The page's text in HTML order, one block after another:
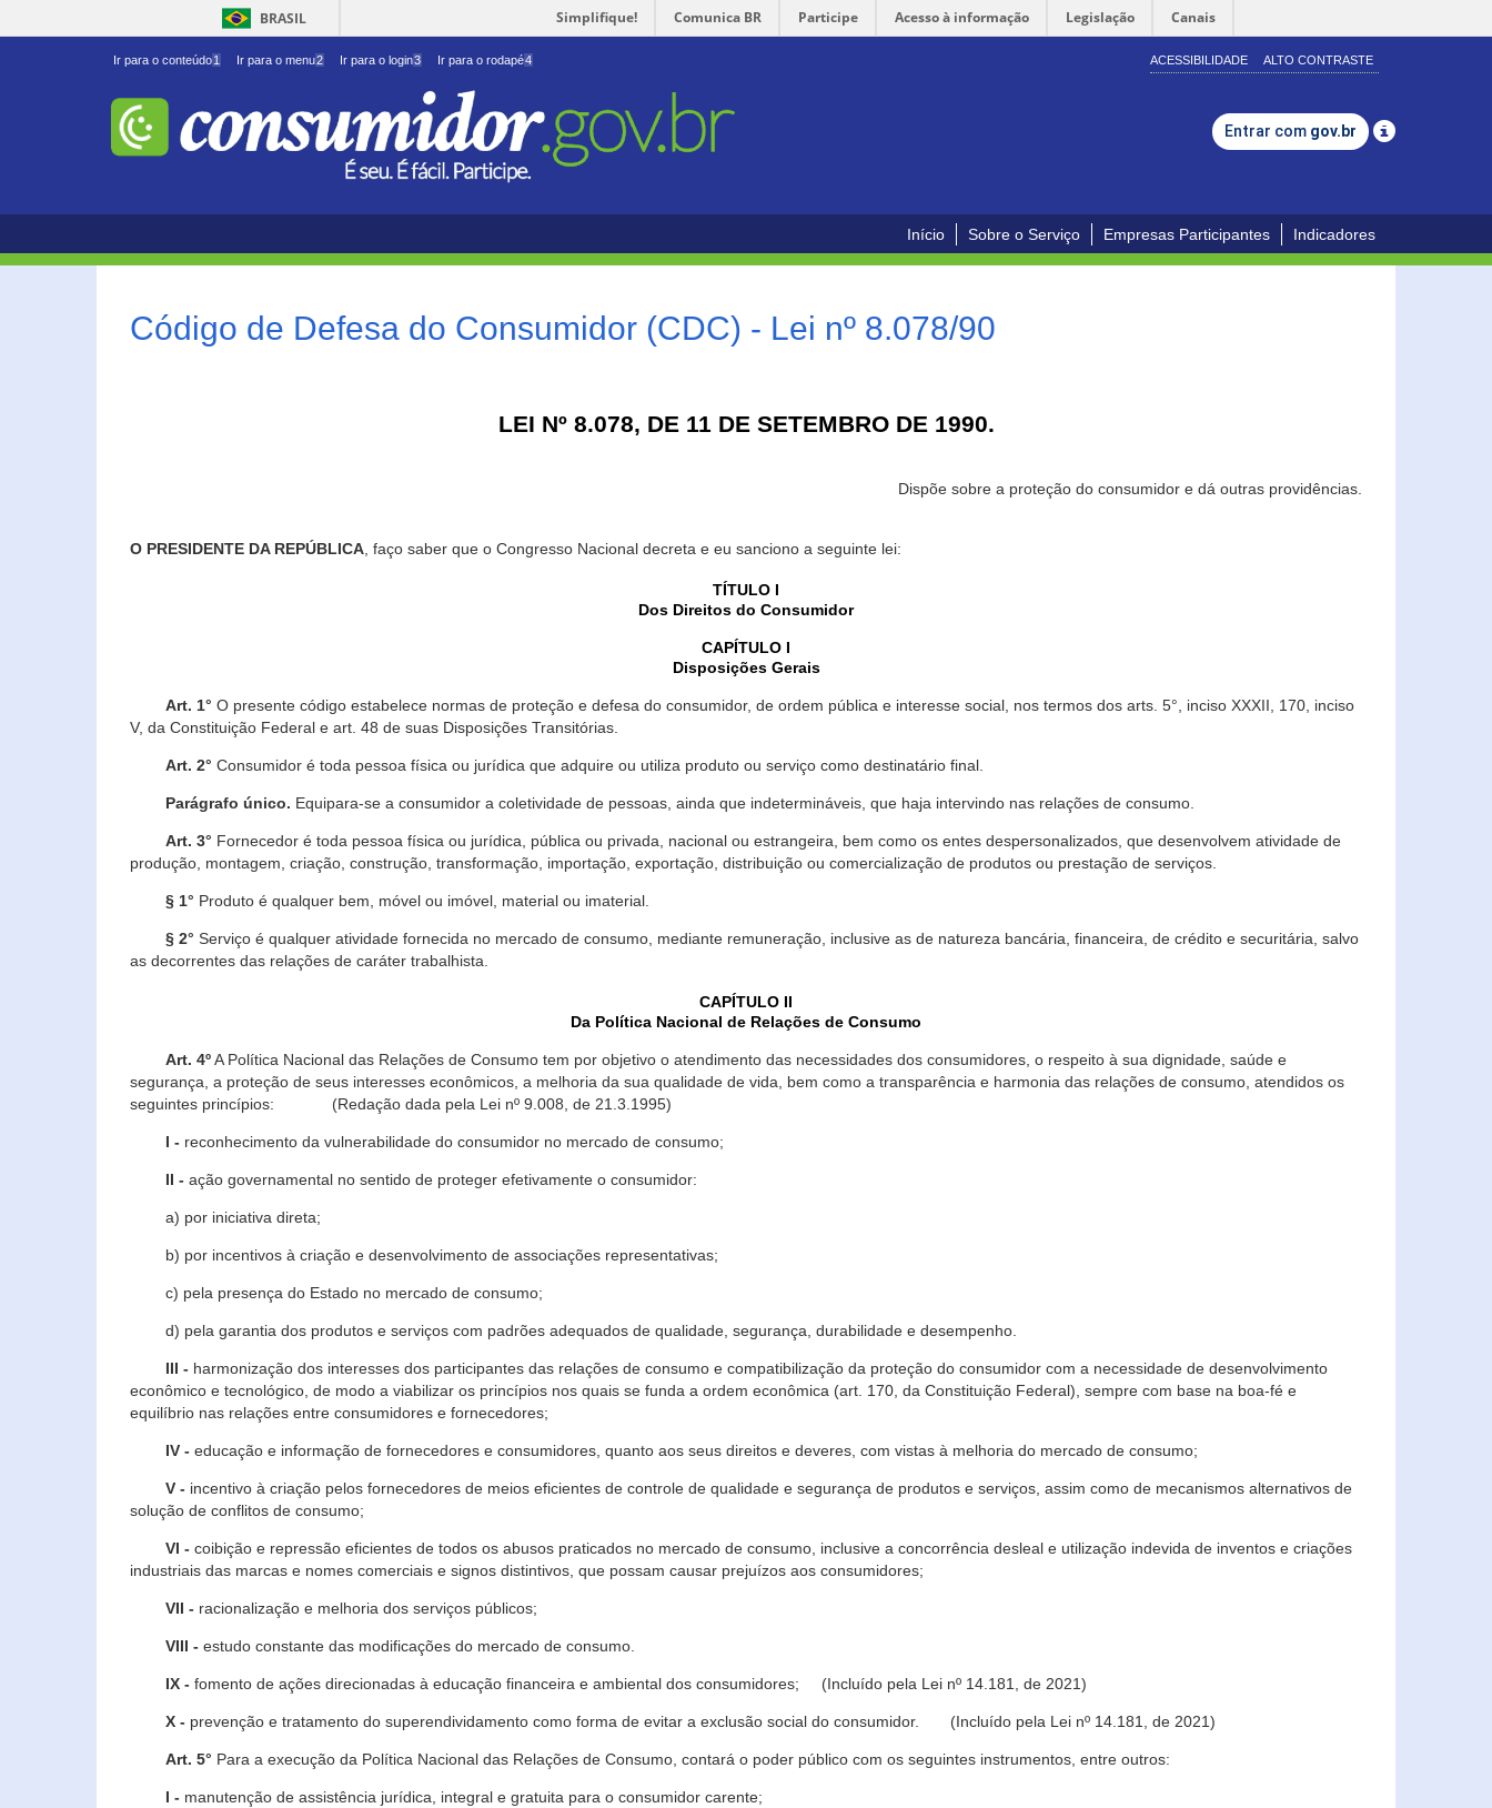
BRASIL Simplifique! Comunica BR Participe Acesso à informação Legislação Canais
Ir para o conteúdo1 Ir para o menu2 Ir para o login3 Ir para o rodapé4 ACESSIBILIDADE ALTO CONTRASTE
Entrar com gov.br
Início Sobre o Serviço Empresas Participantes Indicadores
Código de Defesa do Consumidor (CDC) - Lei nº 8.078/90
LEI Nº 8.078, DE 11 DE SETEMBRO DE 1990.
Dispõe sobre a proteção do consumidor e dá outras providências.
O PRESIDENTE DA REPÚBLICA, faço saber que o Congresso Nacional decreta e eu sanciono a seguinte lei:
TÍTULO I
Dos Direitos do Consumidor
CAPÍTULO I
Disposições Gerais
Art. 1° O presente código estabelece normas de proteção e defesa do consumidor, de ordem pública e interesse social, nos termos dos arts. 5°, inciso XXXII, 170, inciso
V, da Constituição Federal e art. 48 de suas Disposições Transitórias.
Art. 2° Consumidor é toda pessoa física ou jurídica que adquire ou utiliza produto ou serviço como destinatário final.
Parágrafo único. Equipara-se a consumidor a coletividade de pessoas, ainda que indetermináveis, que haja intervindo nas relações de consumo.
Art. 3° Fornecedor é toda pessoa física ou jurídica, pública ou privada, nacional ou estrangeira, bem como os entes despersonalizados, que desenvolvem atividade de
produção, montagem, criação, construção, transformação, importação, exportação, distribuição ou comercialização de produtos ou prestação de serviços.
§ 1° Produto é qualquer bem, móvel ou imóvel, material ou imaterial.
§ 2° Serviço é qualquer atividade fornecida no mercado de consumo, mediante remuneração, inclusive as de natureza bancária, financeira, de crédito e securitária, salvo
as decorrentes das relações de caráter trabalhista.
CAPÍTULO II
Da Política Nacional de Relações de Consumo
Art. 4ºA Política Nacional das Relações de Consumo tem por objetivo o atendimento das necessidades dos consumidores, o respeito à sua dignidade, saúde e
segurança, a proteção de seus interesses econômicos, a melhoria da sua qualidade de vida, bem como a transparência e harmonia das relações de consumo, atendidos os
seguintes princípios: (Redação dada pela Lei nº 9.008, de 21.3.1995)
I - reconhecimento da vulnerabilidade do consumidor no mercado de consumo;
II - ação governamental no sentido de proteger efetivamente o consumidor:
a) por iniciativa direta;
b) por incentivos à criação e desenvolvimento de associações representativas;
c) pela presença do Estado no mercado de consumo;
d) pela garantia dos produtos e serviços com padrões adequados de qualidade, segurança, durabilidade e desempenho.
III - harmonização dos interesses dos participantes das relações de consumo e compatibilização da proteção do consumidor com a necessidade de desenvolvimento
econômico e tecnológico, de modo a viabilizar os princípios nos quais se funda a ordem econômica (art. 170, da Constituição Federal), sempre com base na boa-fé e
equilíbrio nas relações entre consumidores e fornecedores;
IV - educação e informação de fornecedores e consumidores, quanto aos seus direitos e deveres, com vistas à melhoria do mercado de consumo;
V - incentivo à criação pelos fornecedores de meios eficientes de controle de qualidade e segurança de produtos e serviços, assim como de mecanismos alternativos de
solução de conflitos de consumo;
VI - coibição e repressão eficientes de todos os abusos praticados no mercado de consumo, inclusive a concorrência desleal e utilização indevida de inventos e criações
industriais das marcas e nomes comerciais e signos distintivos, que possam causar prejuízos aos consumidores;
VII - racionalização e melhoria dos serviços públicos;
VIII - estudo constante das modificações do mercado de consumo.
IX - fomento de ações direcionadas à educação financeira e ambiental dos consumidores; (Incluído pela Lei nº 14.181, de 2021)
X - prevenção e tratamento do superendividamento como forma de evitar a exclusão social do consumidor. (Incluído pela Lei nº 14.181, de 2021)
Art. 5° Para a execução da Política Nacional das Relações de Consumo, contará o poder público com os seguintes instrumentos, entre outros:
I - manutenção de assistência jurídica, integral e gratuita para o consumidor carente;